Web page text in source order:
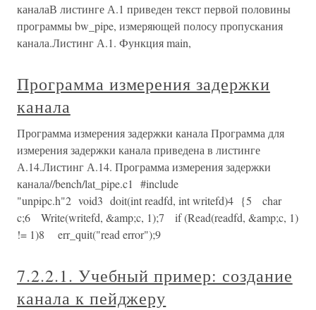
каналаВ листинге А.1 приведен текст первой половины
программы bw_pipe, измеряющей полосу пропускания
канала.Листинг А.1. Функция main,
Программа измерения задержки
канала
Программа измерения задержки канала Программа для
измерения задержки канала приведена в листинге
А.14.Листинг А.14. Программа измерения задержки
канала//bench/lat_pipe.c1 #include
"unpipc.h"2 void3 doit(int readfd, int writefd)4 {5 char
c;6 Write(writefd, &amp;c, 1);7 if (Read(readfd, &amp;c, 1)
!= 1)8 err_quit("read error");9
7.2.2.1. Учебный пример: создание
канала к пейджеру